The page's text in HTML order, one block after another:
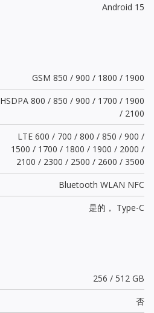
Android 15
GSM 850 / 900 / 1800 / 1900
HSDPA 800 / 850 / 900 / 1700 / 1900
/ 2100
LTE 600 / 700 / 800 / 850 / 900 /
1500 / 1700 / 1800 / 1900 / 2000 /
2100 / 2300 / 2500 / 2600 / 3500
Bluetooth WLAN NFC
是的， Type-C
256 / 512 GB
否